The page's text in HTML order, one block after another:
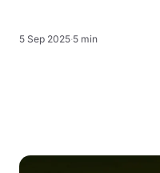
5 Sep 2025·5 min